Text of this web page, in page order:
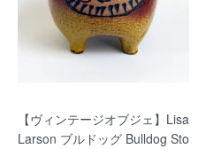
【ヴィンテージオブジェ】Lisa
Larson ブルドッグ Bulldog Sto